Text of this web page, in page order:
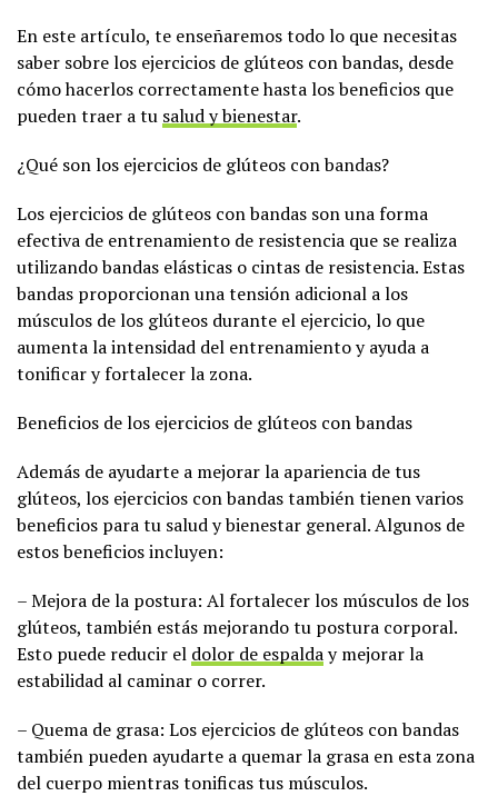
En este artículo, te enseñaremos todo lo que necesitas
saber sobre los ejercicios de glúteos con bandas, desde
cómo hacerlos correctamente hasta los beneficios que
pueden traer a tu salud y bienestar.
¿Qué son los ejercicios de glúteos con bandas?
Los ejercicios de glúteos con bandas son una forma
efectiva de entrenamiento de resistencia que se realiza
utilizando bandas elásticas o cintas de resistencia. Estas
bandas proporcionan una tensión adicional a los
músculos de los glúteos durante el ejercicio, lo que
aumenta la intensidad del entrenamiento y ayuda a
tonificar y fortalecer la zona.
Beneficios de los ejercicios de glúteos con bandas
Además de ayudarte a mejorar la apariencia de tus
glúteos, los ejercicios con bandas también tienen varios
beneficios para tu salud y bienestar general. Algunos de
estos beneficios incluyen:
– Mejora de la postura: Al fortalecer los músculos de los
glúteos, también estás mejorando tu postura corporal.
Esto puede reducir el dolor de espalday mejorar la
estabilidad al caminar o correr.
– Quema de grasa: Los ejercicios de glúteos con bandas
también pueden ayudarte a quemar la grasa en esta zona
del cuerpo mientras tonificas tus músculos.